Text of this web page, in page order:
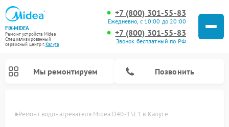
FIX-MIDEA
Ремонт устройств Midea
Специализированный
cервисный центр г.Калуга
+7 (800) 301-55-83
Ежедневно, с 10:00 до 20:00
+7 (800) 301-55-83
Звонок бесплатный по РФ
Мы ремонтируем Позвонить
Ремонт водонагревателя Midea D40-15L1 в Калуге